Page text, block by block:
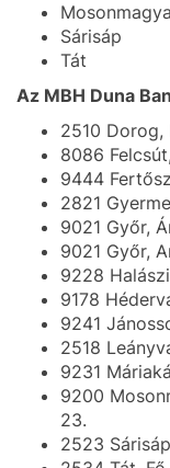
Sárisáp
Tát
Az MBH Duna
2510 Dorog,
8086
9444
2821
9021 Győr,
9021 Győr,
9228
9178
9241
2518
9231
9200
23.
2523